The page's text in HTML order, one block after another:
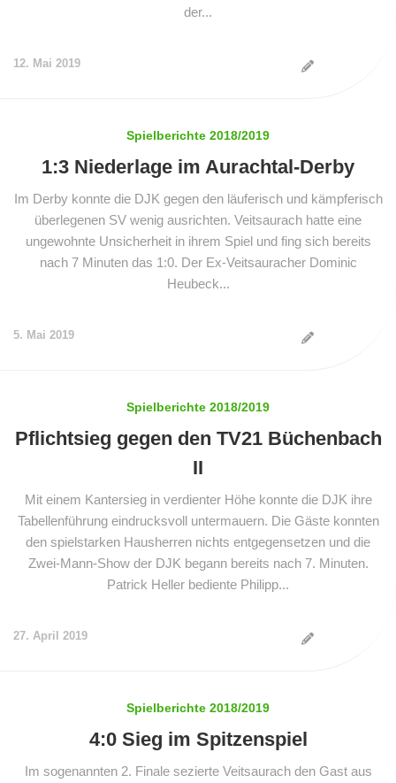
der...
12. Mai 2019
Spielberichte 2018/2019
1:3 Niederlage im Aurachtal-Derby
Im Derby konnte die DJK gegen den läuferisch und kämpferisch
überlegenen SV wenig ausrichten. Veitsaurach hatte eine
ungewohnte Unsicherheit in ihrem Spiel und fing sich bereits
nach 7 Minuten das 1:0. Der Ex-Veitsauracher Dominic
Heubeck...
5. Mai 2019
Spielberichte 2018/2019
Pflichtsieg gegen den TV21 Büchenbach
II
Mit einem Kantersieg in verdienter Höhe konnte die DJK ihre
Tabellenführung eindrucksvoll untermauern. Die Gäste konnten
den spielstarken Hausherren nichts entgegensetzen und die
Zwei-Mann-Show der DJK begann bereits nach 7. Minuten.
Patrick Heller bediente Philipp...
27. April 2019
Spielberichte 2018/2019
4:0 Sieg im Spitzenspiel
Im sogenannten 2. Finale sezierte Veitsaurach den Gast aus